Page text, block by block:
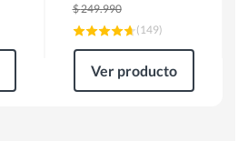
$249.990
(149)
Ver producto